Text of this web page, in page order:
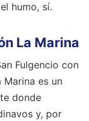
humo, sí.
La Marina
Fulgencio con
es un
donde
y, por